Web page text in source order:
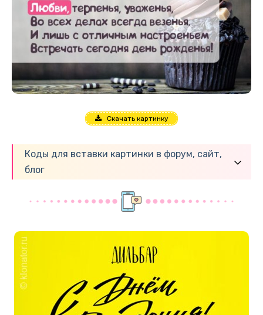
Скачать картинку
Коды для вставки картинки в форум, сайт,
блог